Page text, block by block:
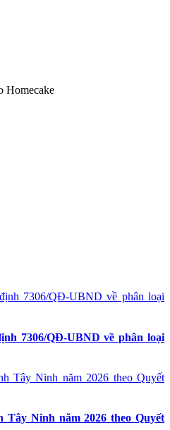
Homecake
7306/QĐ-UBND về phân loại
Tây Ninh năm 2026 theo Quyết